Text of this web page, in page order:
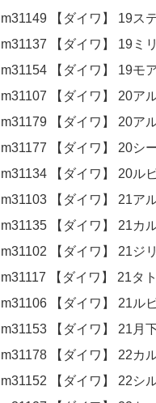
m31149 【ダイワ】 19ス
m31137 【ダイワ】 19ミ
m31154 【ダイワ】 19モ
m31107 【ダイワ】 20ア
m31179 【ダイワ】 20ア
m31177 【ダイワ】 20シ
m31134 【ダイワ】 20ル
m31103 【ダイワ】 21ア
m31135 【ダイワ】 21カ
m31102 【ダイワ】 21ジ
m31117 【ダイワ】 21タ
m31106 【ダイワ】 21ル
m31153 【ダイワ】 21月
m31178 【ダイワ】 22カ
m31152 【ダイワ】 22シ